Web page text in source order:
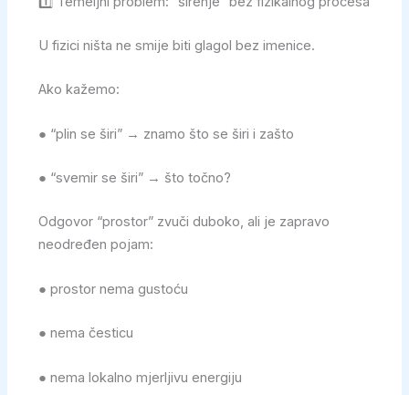
U fizici ništa ne smije biti glagol bez imenice.
Ako kažemo:
● “plin se širi” → znamo što se širi i zašto
● “svemir se širi” → što točno?
Odgovor “prostor” zvuči duboko, ali je zapravo
neodređen pojam:
● prostor nema gustoću
● nema česticu
● nema lokalno mjerljivu energiju